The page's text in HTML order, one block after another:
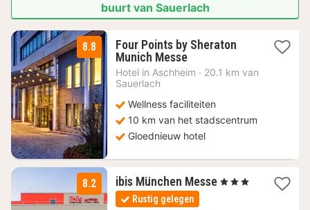
buurt van Sauerlach
8.8
Four Points by Sheraton
Munich Messe2
nachten
€
Hotel in Aschheim · 20.1 km van
Sauerlach
Wellness faciliteiten
10 km van het stadscentrum
Gloednieuw hotel
8.2 ibis München Messe 1
, 3 Sterren
Rustig gelegen